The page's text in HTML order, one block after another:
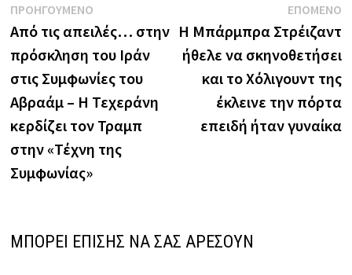
Πλοήγηση
άρθρων
ΠΡΟΗΓΟΥΜΕΝΟ
post:
Από τις απειλές… στην
πρόσκληση του Ιράν
στις Συμφωνίες του
Αβραάμ – Η Τεχεράνη
κερδίζει τον Τραμπ
στην «Τέχνη της
Συμφωνίας»
ΕΠΟΜΕΝΟ
Η Μπάρμπρα Στρέιζαντ
ήθελε να σκηνοθετήσει
και το Χόλιγουντ της
έκλεινε την πόρτα
επειδή ήταν γυναίκα
ΜΠΟΡΕΙ ΕΠΙΣΗΣ ΝΑ ΣΑΣ ΑΡΕΣΟΥΝ